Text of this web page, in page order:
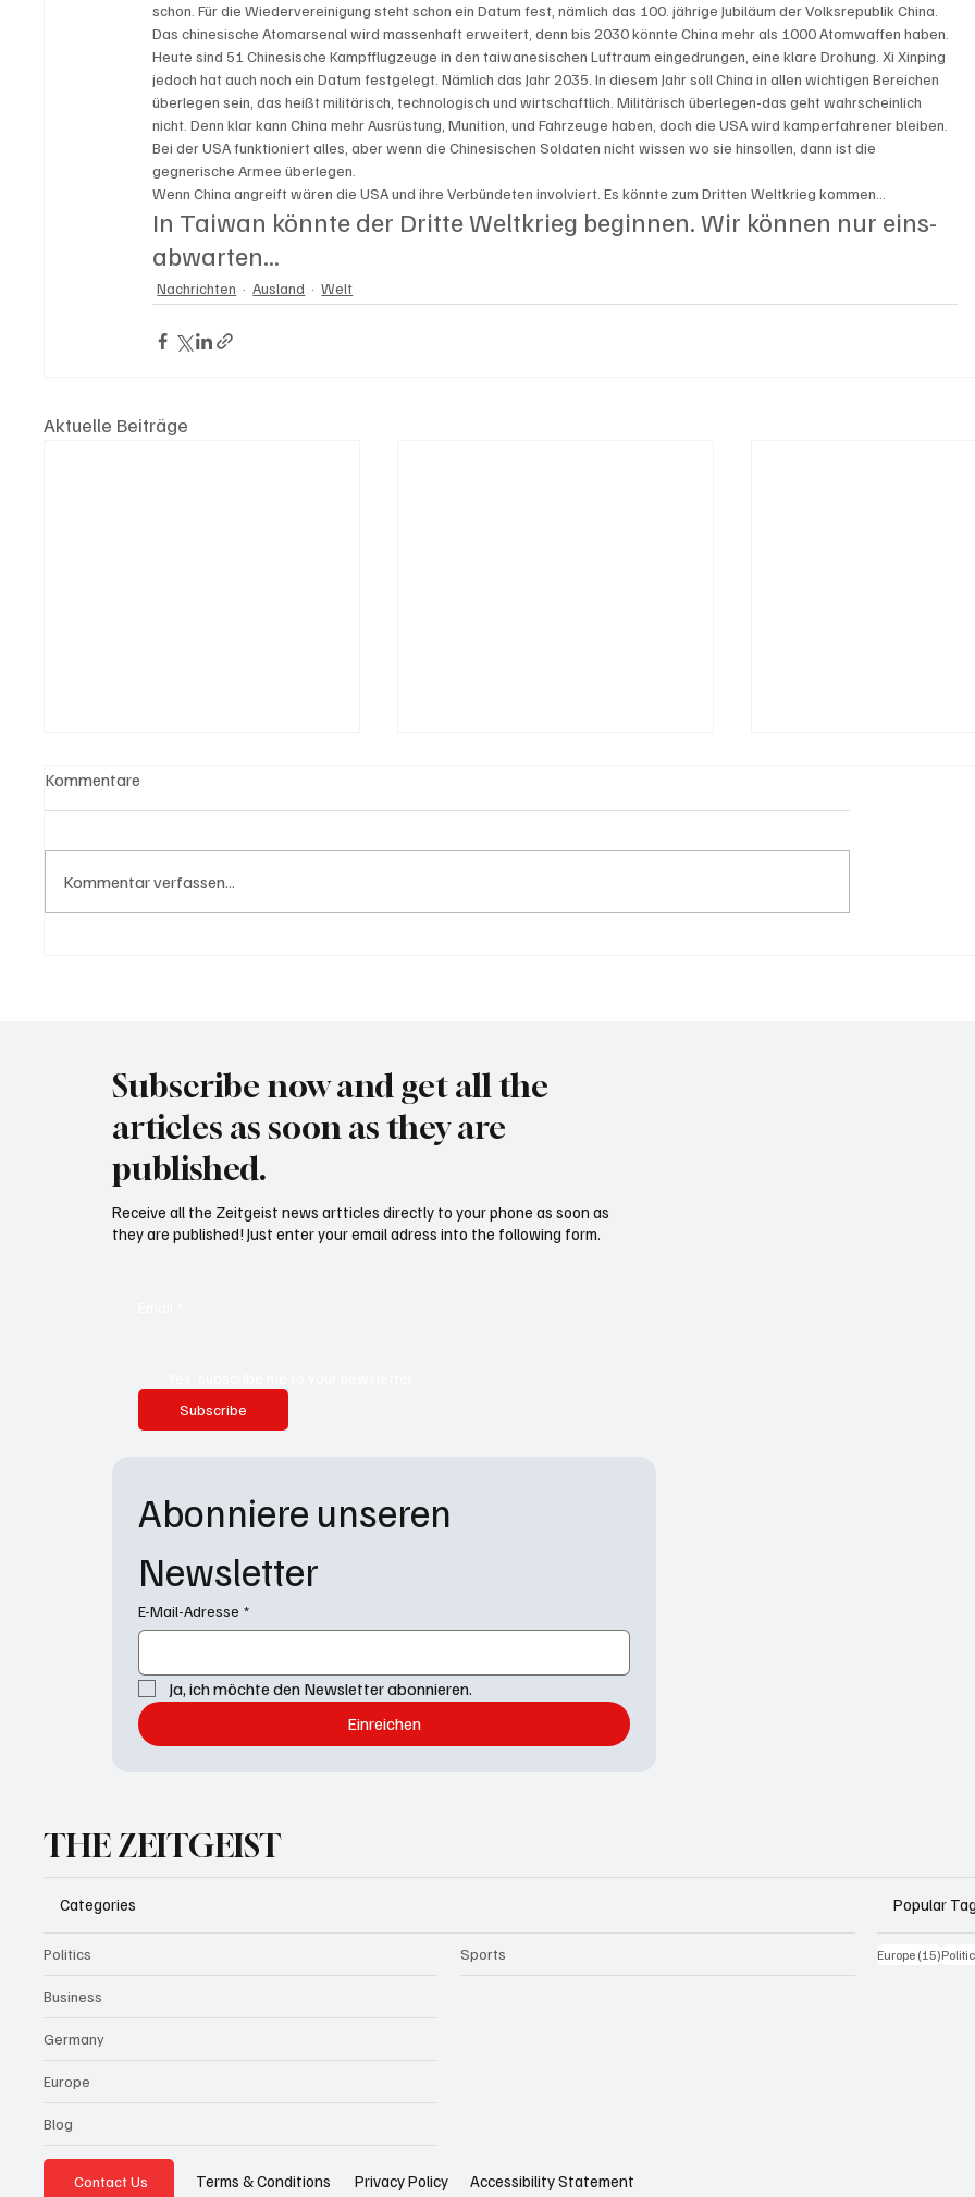
schon. Für die Wiedervereinigung steht schon ein Datum fest, nämlich das 100. jährige Jubiläum der Volksrepublik China.
Das chinesische Atomarsenal wird massenhaft erweitert, denn bis 2030 könnte China mehr als 1000 Atomwaffen haben.
Heute sind 51 Chinesische Kampfflugzeuge in den taiwanesischen Luftraum eingedrungen, eine klare Drohung. Xi Xinping
jedoch hat auch noch ein Datum festgelegt. Nämlich das Jahr 2035. In diesem Jahr soll China in allen wichtigen Bereichen
überlegen sein, das heißt militärisch, technologisch und wirtschaftlich. Militärisch überlegen-das geht wahrscheinlich
nicht. Denn klar kann China mehr Ausrüstung, Munition, und Fahrzeuge haben, doch die USA wird kamperfahrener bleiben.
Bei der USA funktioniert alles, aber wenn die Chinesischen Soldaten nicht wissen wo sie hinsollen, dann ist die
gegnerische Armee überlegen.
Wenn China angreift wären die USA und ihre Verbündeten involviert. Es könnte zum Dritten Weltkrieg kommen...
In Taiwan könnte der Dritte Weltkrieg beginnen. Wir können nur eins-
abwarten...
Nachrichten Ausland Welt
Aktuelle Beiträge
Kommentare
Kommentar verfassen...
Subscribe now and get all the
articles as soon as they are
published.
Subscribe
Receive all the Zeitgeist news artticles directly to your phone as soon as
they are published! Just enter your email adress into the following form.
Abonniere unseren
Newsletter
E-Mail-Adresse *
Ja, ich möchte den Newsletter abonnieren.
Einreichen
THE ZEITGEIST
Categories
Politics
Business
Germany
Europe
Blog
Sports
Popular
Europe (15)15
Contact Us Terms & Conditions Privacy Policy Accessibility Statement